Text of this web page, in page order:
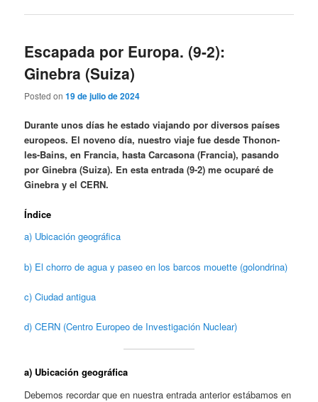
Escapada por Europa. (9-2):
Ginebra (Suiza)
Posted on19 de julio de 2024
Durante unos días he estado viajando por diversos países
europeos. El noveno día, nuestro viaje fue desde Thonon-
les-Bains, en Francia, hasta Carcasona (Francia), pasando
por Ginebra (Suiza). En esta entrada (9-2) me ocuparé de
Ginebra y el CERN.
Índice
a) Ubicación geográfica
b) El chorro de agua y paseo en los barcos mouette (golondrina)
c) Ciudad antigua
d) CERN (Centro Europeo de Investigación Nuclear)
a) Ubicación geográfica
Debemos recordar que en nuestra entrada anterior estábamos en